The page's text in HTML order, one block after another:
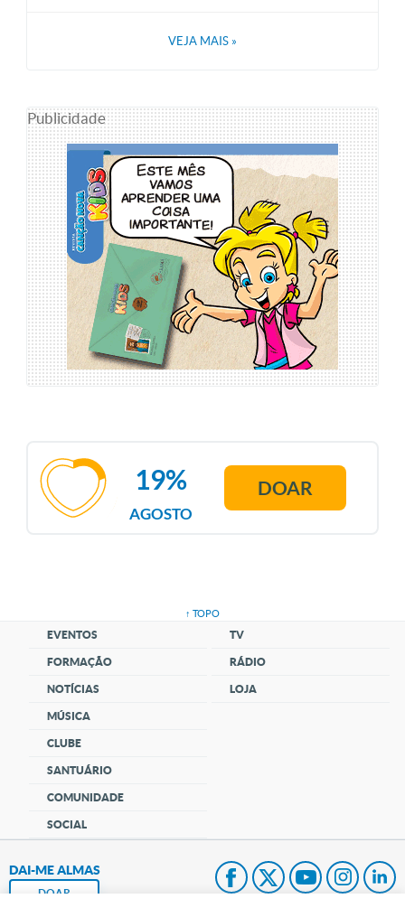
VEJA MAIS »
Publicidade
AGOSTO
19% DOAR
↑ TOPO
EVENTOS
FORMAÇÃO
NOTÍCIAS
MÚSICA
CLUBE
SANTUÁRIO
COMUNIDADE
SOCIAL
TV
RÁDIO
LOJA
DAI-ME ALMAS
DOAR